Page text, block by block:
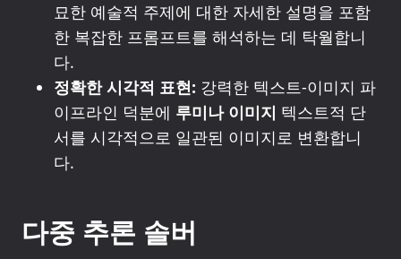
묘한 예술적 주제에 대한 자세한 설명을 포함
한 복잡한 프롬프트를 해석하는 데 탁월합니
다.
정확한 시각적 표현: 강력한 텍스트-이미지 파
이프라인 덕분에 루미나 이미지 텍스트적 단
서를 시각적으로 일관된 이미지로 변환합니
다.
다중 추론 솔버